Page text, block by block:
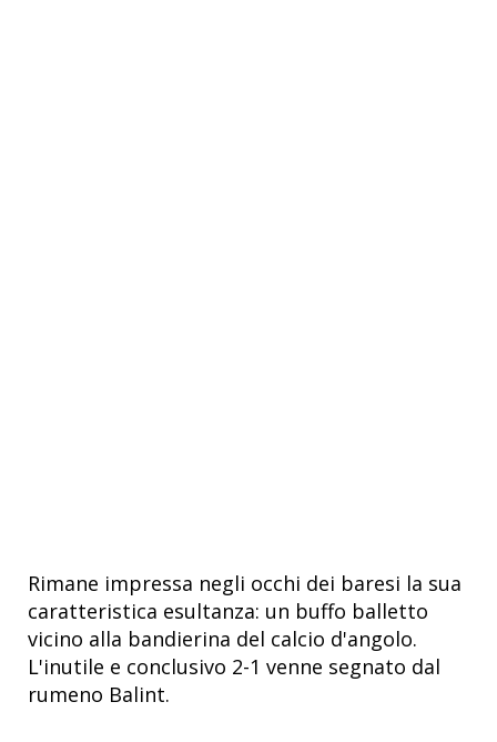
Rimane impressa negli occhi dei baresi la sua
caratteristica esultanza: un buffo balletto
vicino alla bandierina del calcio d'angolo.
L'inutile e conclusivo 2-1 venne segnato dal
rumeno Balint.